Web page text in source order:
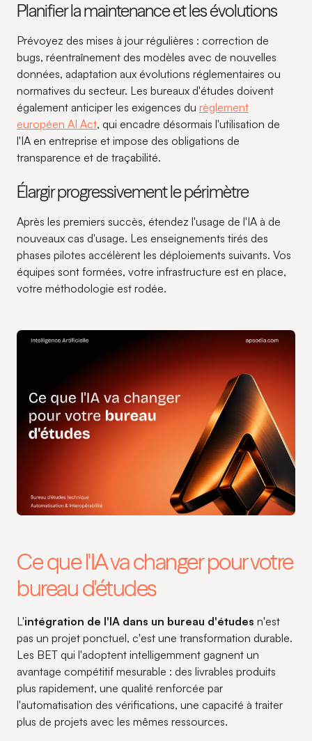
Planifier la maintenance et les évolutions
Prévoyez des mises à jour régulières : correction de
bugs, réentraînement des modèles avec de nouvelles
données, adaptation aux évolutions réglementaires ou
normatives du secteur. Les bureaux d'études doivent
également anticiper les exigences du règlement
européen AI Act, qui encadre désormais l'utilisation de
l'IA en entreprise et impose des obligations de
transparence et de traçabilité.
Élargir progressivement le périmètre
Après les premiers succès, étendez l'usage de l'IA à de
nouveaux cas d'usage. Les enseignements tirés des
phases pilotes accélèrent les déploiements suivants. Vos
équipes sont formées, votre infrastructure est en place,
votre méthodologie est rodée.
Ce que l'IA va changer pour votre
bureau d'études
L'intégration de l'IA dans un bureau d'études n'est
pas un projet ponctuel, c'est une transformation durable.
Les BET qui l'adoptent intelligemment gagnent un
avantage compétitif mesurable : des livrables produits
plus rapidement, une qualité renforcée par
l'automatisation des vérifications, une capacité à traiter
plus de projets avec les mêmes ressources.